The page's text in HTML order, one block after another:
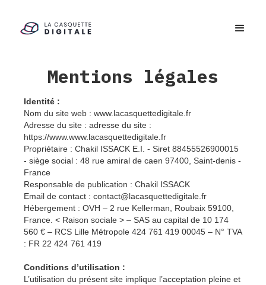
Mentions légales
Identité :
Nom du site web : www.lacasquettedigitale.fr
Adresse du site : adresse du site :
https://www.www.lacasquettedigitale.fr
Propriétaire : Chakil ISSACK E.I. - Siret 88455526900015
- siège social : 48 rue amiral de caen 97400, Saint-denis -
France
Responsable de publication : Chakil ISSACK
Email de contact : contact@lacasquettedigitale.fr
Hébergement : OVH – 2 rue Kellerman, Roubaix 59100,
France. < Raison sociale > – SAS au capital de 10 174
560 € – RCS Lille Métropole 424 761 419 00045 – N° TVA
: FR 22 424 761 419
Conditions d’utilisation :
L’utilisation du présent site implique l’acceptation pleine et